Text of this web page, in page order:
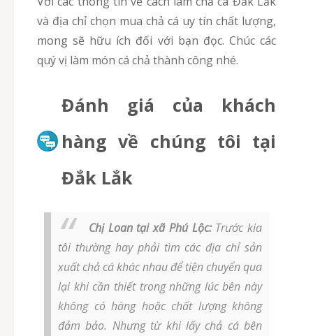
và địa chỉ chọn mua chả cá uy tín chất lượng,
mong sẽ hữu ích đối với bạn đọc. Chúc các
quý vị làm món cá chả thành công nhé.
Đánh giá của khách
hàng về chúng tôi tại
Đắk Lắk
Chị Loan tại xã Phú Lộc:Trước kia
tôi thường hay phải tìm các địa chỉ sản
xuất chả cá khác nhau để tiện chuyển qua
lại khi cần thiết trong những lúc bên này
không có hàng hoặc chất lượng không
đảm bảo. Nhưng từ khi lấy chả cá bên